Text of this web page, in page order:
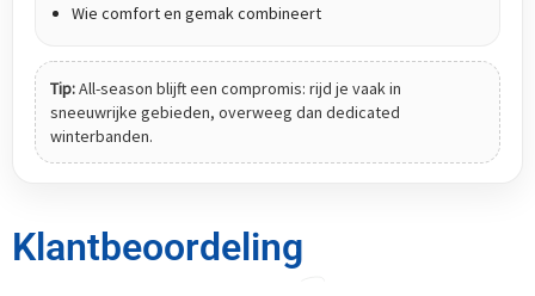
Wie comfort en gemak combineert
Tip:All-season blijft een compromis: rijd je vaak in
sneeuwrijke gebieden, overweeg dan dedicated
winterbanden.
Klantbeoordeling